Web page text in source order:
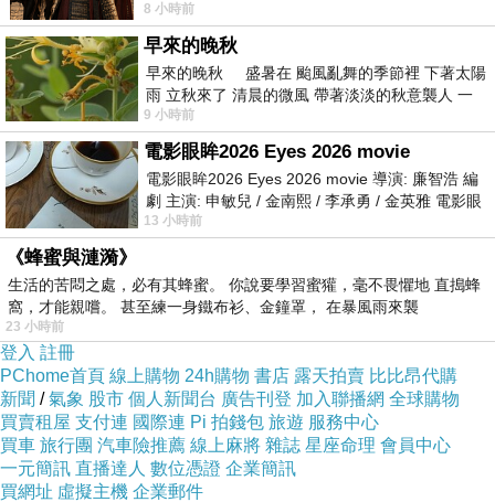
群組管理員
也是這次總召負責收錢夥伴
了一個問題 她說為什麼高中文學獎的
8 小時前
早來的晚秋
早來的晚秋 盛暑在 颱風亂舞的季節裡 下著太陽
雨 立秋來了 清晨的微風 帶著淡淡的秋意襲人 一
下子 又被赤
9 小時前
電影眼眸2026 Eyes 2026 movie
電影眼眸2026 Eyes 2026 movie 導演: 廉智浩 編
劇 主演: 申敏兒 / 金南熙 / 李承勇 / 金英雅 電影眼
眸2026描述攝影師徐珍因遺
13 小時前
《蜂蜜與漣漪》
生活的苦悶之處，必有其蜂蜜。 你說要學習蜜獾，毫不畏懼地 直搗蜂
窩，才能親嚐。 甚至練一身鐵布衫、金鐘罩， 在暴風雨來襲
23 小時前
登入 註冊
PChome首頁 線上購物 24h購物 書店 露天拍賣 比比昂代購
新聞 /氣象 股市 個人新聞台 廣告刊登 加入聯播網 全球購物
買賣租屋 支付連 國際連 Pi 拍錢包 旅遊 服務中心
買車 旅行團 汽車險推薦 線上麻將 雜誌 星座命理 會員中心
一元簡訊 直播達人 數位憑證 企業簡訊
買網址 虛擬主機 企業郵件